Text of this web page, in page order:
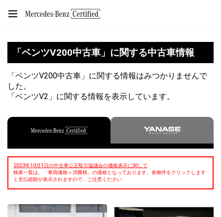
「ベンツV200中古車」に関する中古車情報
「ベンツV200中古車」に関する情報はみつかりませんで
した。
「ベンツV2」に関する情報を表示しています。
2023年10月1日の中古車公正取引協議会の価格表示に関して
検索一覧は、「車両価格＋消費税」の価格となっております。各物件をクリックします
と支払総額が表示されますので、ご注意ください